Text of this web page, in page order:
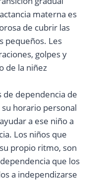
materna es
de cubrir las
pequeños. Les
golpes y
de la niñez
de dependencia de
horario personal
a ese niño a
Los niños que
propio ritmo, son
que los
a independizarse